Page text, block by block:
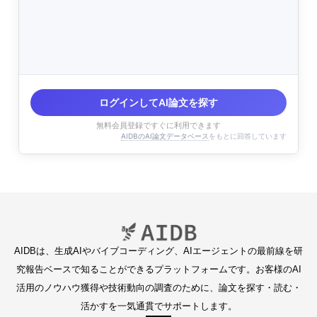
ログインしてAI論文を探す
無料会員登録ですぐに利用できます
AIDBのAI論文データベース をもとに回答しています
AIDBは、生成AIやバイブコーディング、AIエージェントの最前線を研
究報告ベースで知ることができるプラットフォームです。お客様のAI
活用のノウハウ獲得や技術動向の調査のために、論文を探す・読む・
活かすを一気通貫でサポートします。